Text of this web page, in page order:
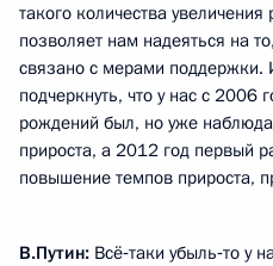
такого количества
позволяет нам надеяться на
связано с мерами поддержки.
подчеркнуть, что у нас с 2006
рождений был, но уже
прироста, а 2012 год первый
повышение темпов прироста,
В.Путин: Всё‑таки убыль‑то у